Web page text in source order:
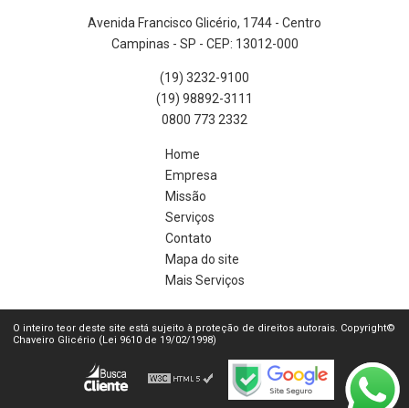
Avenida Francisco Glicério, 1744 - Centro
Campinas - SP - CEP: 13012-000
(19) 3232-9100
(19) 98892-3111
0800 773 2332
Home
Empresa
Missão
Serviços
Contato
Mapa do site
Mais Serviços
O inteiro teor deste site está sujeito à proteção de direitos autorais. Copyright©
Chaveiro Glicério (Lei 9610 de 19/02/1998)